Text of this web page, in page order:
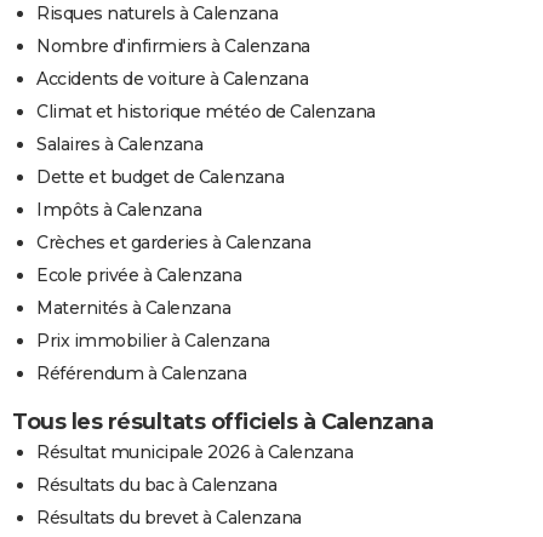
Risques naturels à Calenzana
Nombre d'infirmiers à Calenzana
Accidents de voiture à Calenzana
Climat et historique météo de Calenzana
Salaires à Calenzana
Dette et budget de Calenzana
Impôts à Calenzana
Crèches et garderies à Calenzana
Ecole privée à Calenzana
Maternités à Calenzana
Prix immobilier à Calenzana
Référendum à Calenzana
Tous les résultats officiels à Calenzana
Résultat municipale 2026 à Calenzana
Résultats du bac à Calenzana
Résultats du brevet à Calenzana